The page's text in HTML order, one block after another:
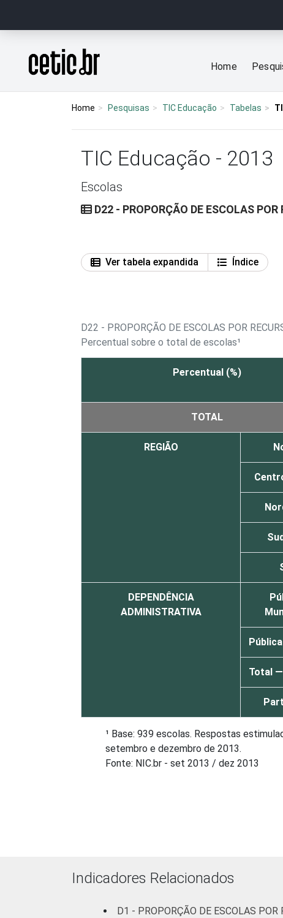
Página inicial
Home
Home Pesquisas TIC Educação Tabelas
TIC Educação - 2013
Escolas
D22 - PROPORÇÃO DE ESCOLAS
Ver tabela expandida
Índice
D22 - PROPORÇÃO DE ESCOLAS POR
Percentual sobre o total de escolas¹
Percentual (%)
TOTAL
REGIÃO
DEPENDÊNCIA
ADMINISTRATIVA
Total
¹ Base: 939 escolas. Respostas
setembro e dezembro de 2013.
Fonte: NIC.br - set 2013 / dez 2013
Indicadores Relacionados
D1 - PROPORÇÃO DE ESCOLAS